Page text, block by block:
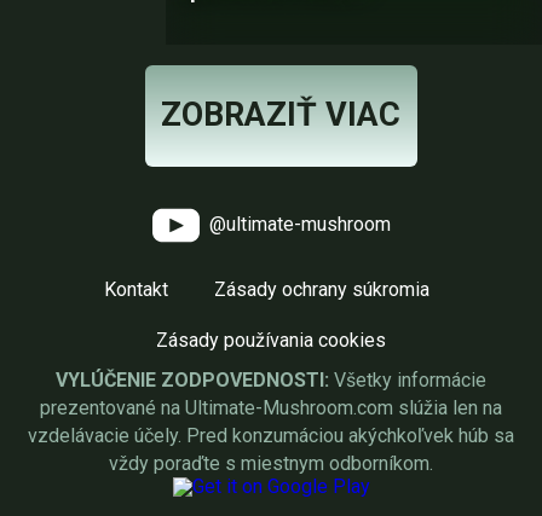
ZOBRAZIŤ VIAC
@ultimate-mushroom
Kontakt Zásady ochrany súkromia
Zásady používania cookies
VYLÚČENIE ZODPOVEDNOSTI: Všetky informácie
prezentované na Ultimate-Mushroom.com slúžia len na
vzdelávacie účely. Pred konzumáciou akýchkoľvek húb sa
vždy poraďte s miestnym odborníkom.